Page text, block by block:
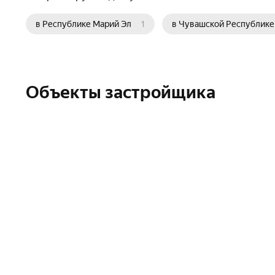
в Республике Марий Эл 1 в Чувашской Республике
Объекты застройщика